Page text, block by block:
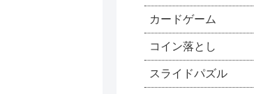
カードゲーム
コイン落とし
スライドパズル